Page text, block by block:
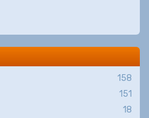
158
151
18